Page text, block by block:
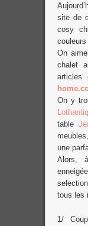
site de
cosy
couleurs
On
chalet
articles
On y
table
une
Alors,
tous les
1/